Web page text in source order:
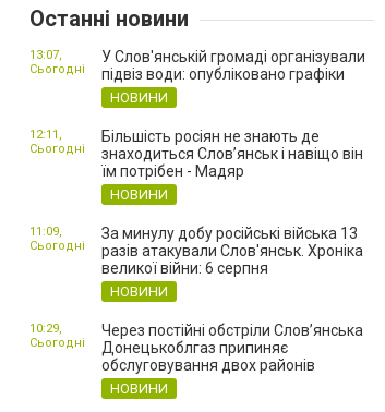
Останні новини
У Слов'янській громаді організували
підвіз води: опубліковано графіки
НОВИНИ
13:07,
Сьогодні
Більшість росіян не знають де
знаходиться Слов’янськ і навіщо він
їм потрібен - Мадяр
НОВИНИ
12:11,
Сьогодні
За минулу добу російські війська 13
разів атакували Слов'янськ. Хроніка
великої війни: 6 серпня
НОВИНИ
11:09,
Сьогодні
Через постійні обстріли Слов’янська
Донецькоблгаз припиняє
обслуговування двох районів
НОВИНИ
10:29,
Сьогодні